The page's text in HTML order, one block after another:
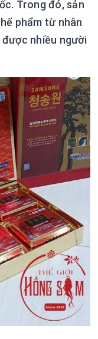
Trong đó, sản
phẩm từ nhân
nhiều người